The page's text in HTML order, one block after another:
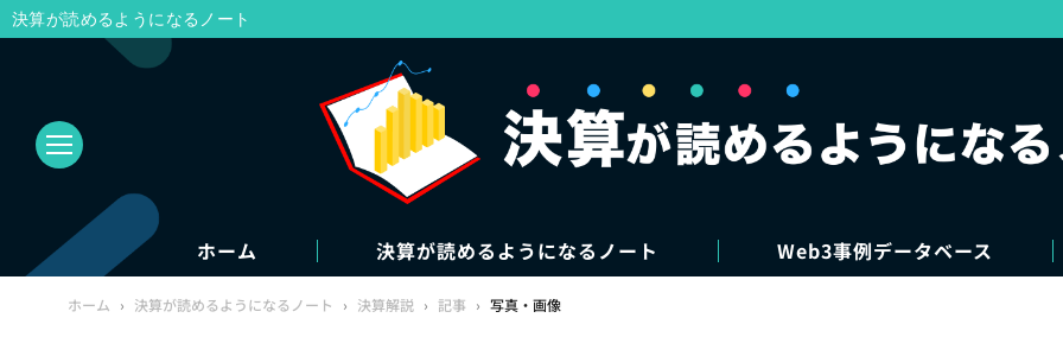
ホーム 決算が読めるようになるノート Web3事例データベース
ホーム › 決算が読めるようになるノート › 決算解説 › 記事 › 写真・画像
決算が読めるようになるノート